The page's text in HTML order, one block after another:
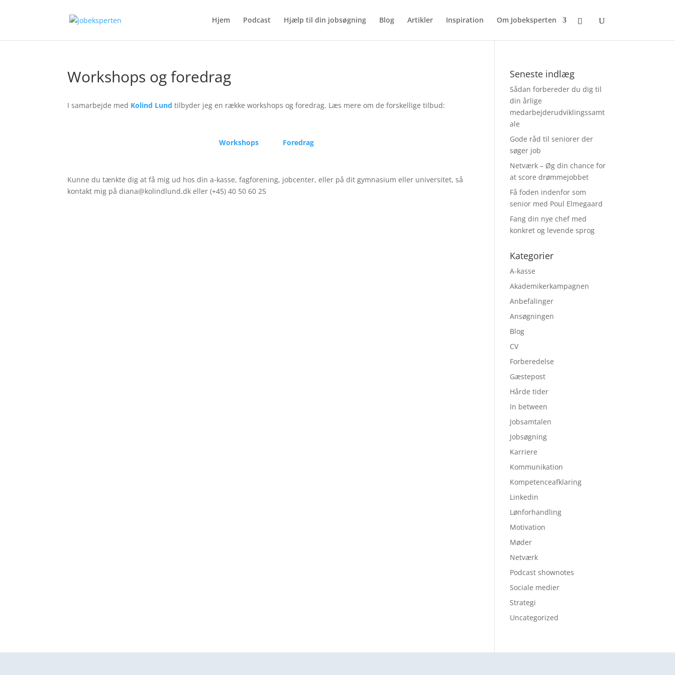
Hjem Podcast Hjælp til din jobsøgning Blog Artikler Inspiration Om Jobeksperten
Workshops og foredrag
I samarbejde med Kolind Lund tilbyder jeg en række workshops og foredrag. Læs mere om de forskellige tilbud:
Workshops Foredrag
Kunne du tænkte dig at få mig ud hos din a-kasse, fagforening, jobcenter, eller på dit gymnasium eller universitet, så
kontakt mig på diana@kolindlund.dk eller (+45) 40 50 60 25
Seneste indlæg
Sådan forbereder du dig til
din årlige
medarbejderudviklingssamt
ale
Gode råd til seniorer der
søger job
Netværk – Øg din chance for
at score drømmejobbet
Få foden indenfor som
senior med Poul Elmegaard
Fang din nye chef med
konkret og levende sprog
Kategorier
A-kasse
Akademikerkampagnen
Anbefalinger
Ansøgningen
Blog
CV
Forberedelse
Gæstepost
Hårde tider
In between
Jobsamtalen
Jobsøgning
Karriere
Kommunikation
Kompetenceafklaring
Linkedin
Lønforhandling
Motivation
Møder
Netværk
Podcast shownotes
Sociale medier
Strategi
Uncategorized